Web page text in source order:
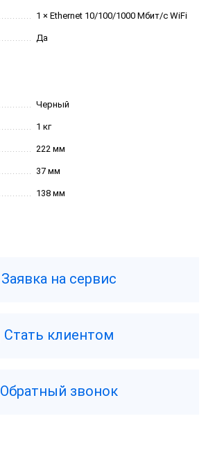
1 × Ethernet 10/100/1000 Мбит/с WiFi
Да
Черный
1 кг
222 мм
37 мм
138 мм
Заявка на сервис
Стать клиентом
Обратный звонок